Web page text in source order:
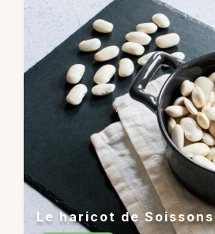
Le haricot de Soissons